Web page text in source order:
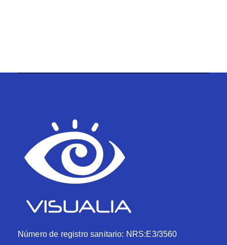
Número de registro sanitario: NRS:E3/3560